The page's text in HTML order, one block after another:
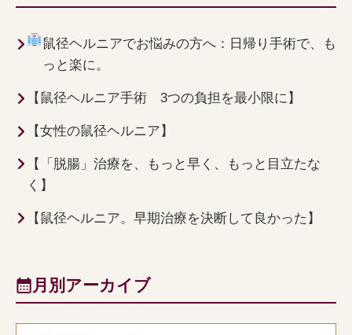
鼠径ヘルニアでお悩みの方へ：日帰り手術で、も
っと楽に。
【鼠径ヘルニア手術 3つの負担を最小限に】
【女性の鼠径ヘルニア】
【「脱腸」治療を、もっと早く、もっと目立たな
く】
【鼠径ヘルニア。早期治療を決断して良かった】
月別アーカイブ